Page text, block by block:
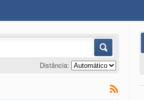
Distância: